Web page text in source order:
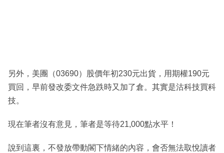
另外，美團（03690）股價年初230元出貨，用期權190元
買回，早前發改委文件急跌時又加了倉。其實是沽科技買科
技。
現在筆者沒有意見，筆者是等待21,000點水平！
說到這裏，不發放帶動閣下情緒的內容，會否無法取悅讀者